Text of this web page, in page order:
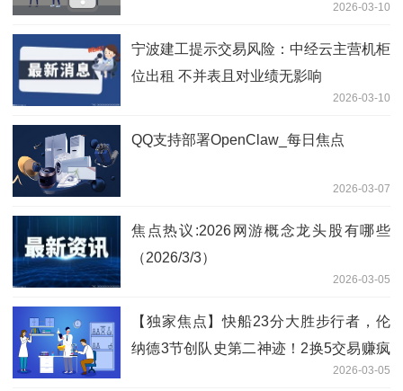
2026-03-10
宁波建工提示交易风险：中经云主营机柜
位出租 不并表且对业绩无影响
2026-03-10
QQ支持部署OpenClaw_每日焦点
2026-03-07
焦点热议:2026网游概念龙头股有哪些
（2026/3/3）
2026-03-05
【独家焦点】快船23分大胜步行者，伦
纳德3节创队史第二神迹！2换5交易赚疯
2026-03-05